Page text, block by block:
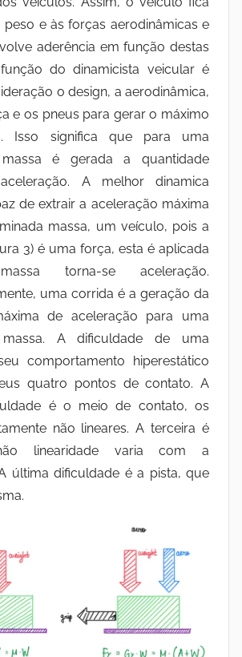
e às forças aerodinâmicas e
aderência em função destas
do dinamicista veicular é
o design, a aerodinâmica,
e os pneus para gerar o máximo
Isso significa que para uma
massa é gerada a quantidade
A melhor dinamica
de extrair a aceleração máxima
massa, um veículo, pois a
3) é uma força, esta é aplicada
torna-se aceleração.
uma corrida é a geração da
de aceleração para uma
massa. A dificuldade de uma
comportamento hiperestático
quatro pontos de contato. A
é o meio de contato, os
não lineares. A terceira é
linearidade varia com a
última dificuldade é a pista, que